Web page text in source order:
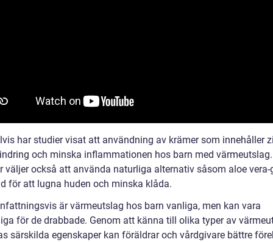
har studier visat att användning av krämer som innehåller
och minska inflammationen hos barn med
väljer också att använda naturliga alternativ såsom aloe vera-
för att lugna huden och minska klåda.
är värmeutslag hos barn vanliga, men kan vara
för de drabbade. Genom att känna till olika typer av
särskilda egenskaper kan föräldrar och vårdgivare bättre